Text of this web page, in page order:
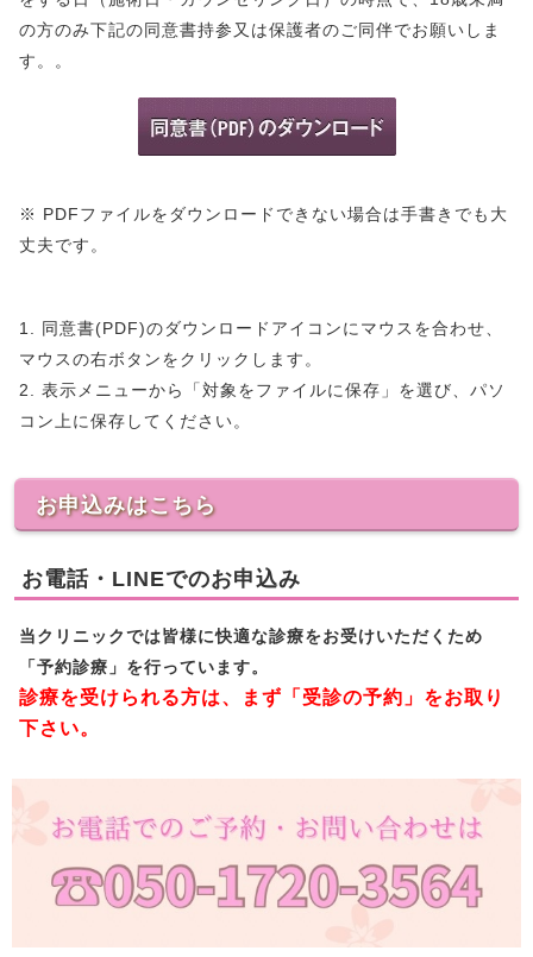
の方のみ下記の同意書持参又は保護者のご同伴でお願いしま
す。。
※ PDFファイルをダウンロードできない場合は手書きでも大
丈夫です。
1. 同意書(PDF)のダウンロードアイコンにマウスを合わせ、
マウスの右ボタンをクリックします。
2. 表示メニューから「対象をファイルに保存」を選び、パソ
コン上に保存してください。
お申込みはこちら
お電話・LINEでのお申込み
当クリニックでは皆様に快適な診療をお受けいただくため
「予約診療」を行っています。
診療を受けられる方は、まず「受診の予約」をお取り
下さい。